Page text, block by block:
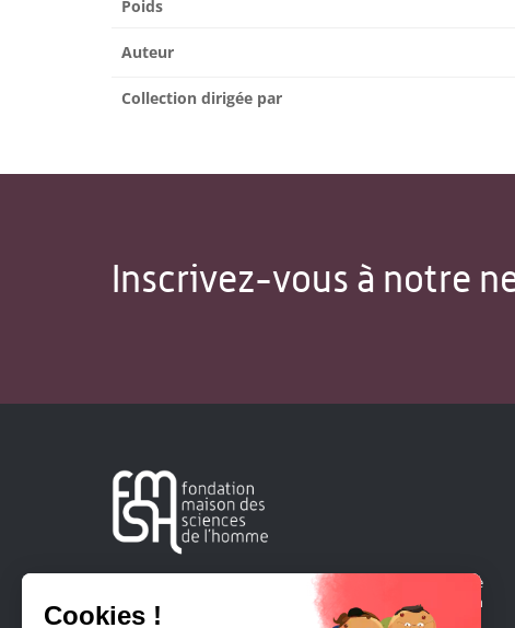
Poids
Auteur
Collection dirigée par
Inscrivez-vous à notre
Créée en 1963, la Fondation Maison Sciences de l'Homme
soutient la recherche et la diffusion des connaissances en
sciences humaines et sociales.